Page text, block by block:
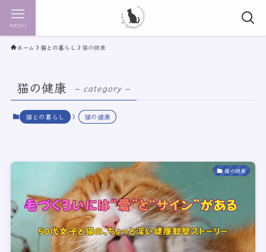
MENU
ホーム 猫との暮らし 猫の健康
猫の健康 – category –
猫との暮らし 猫の健康
猫の健康